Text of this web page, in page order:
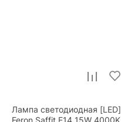
Лампа светодиодная [LED]